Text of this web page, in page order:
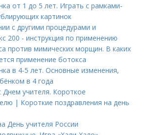
от 1 до 5 лет. Играть с рамками-
картинок
с другими процедурами и
200 - инструкция по применению
против мимических морщин. В каких
применение ботокса
в 4-5 лет. Основные изменения,
в 4 года
Днем учителя. Короткое
| Короткие поздравления на день
День учителя России